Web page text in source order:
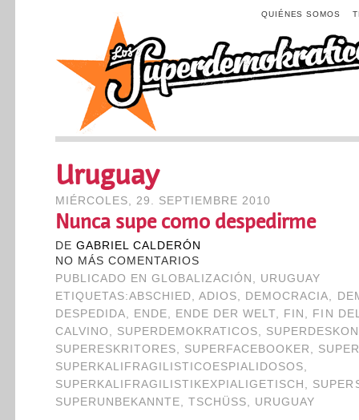
QUIÉNES SOMOS
Uruguay
MIÉRCOLES, 29. SEPTIEMBRE 2010
Nunca supe como despedirme
DE GABRIEL CALDERÓN
NO MÁS COMENTARIOS
PUBLICADO EN GLOBALIZACIÓN , URUGUAY
ETIQUETAS:ABSCHIED,ADIOS, DEMOCRACIA,
DESPEDIDA, ENDE, ENDE DER WELT, FIN , FIN
CALVINO , SUPERDEMOKRATICOS,
SUPERESKRITORES, SUPERFACEBOOKER ,
SUPERKALIFRAGILISTICOESPIALIDOSOS,
SUPERKALIFRAGILISTIKEXPIALIGETISCH ,
SUPERUNBEKANNTE, TSCHÜSS, URUGUAY